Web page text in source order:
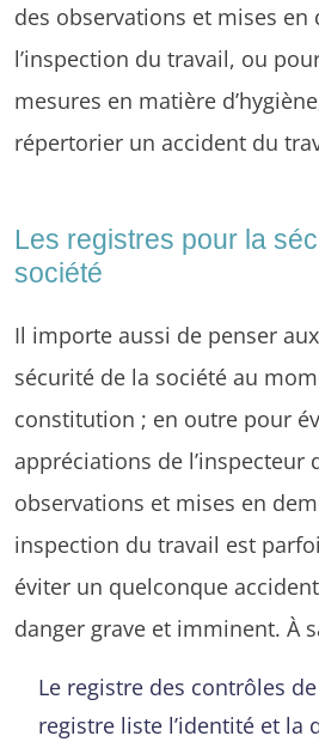
des observations et mises en
l’inspection du travail, ou
mesures en matière
répertorier un accident du
Les registres pour la
société
Il importe aussi de penser
sécurité de la société au
constitution ; en outre pour
appréciations de l’inspecteur
observations et mises en
inspection du travail est
éviter un quelconque
danger grave et imminent. À
Le registre des contrôles
registre liste l’identité et la